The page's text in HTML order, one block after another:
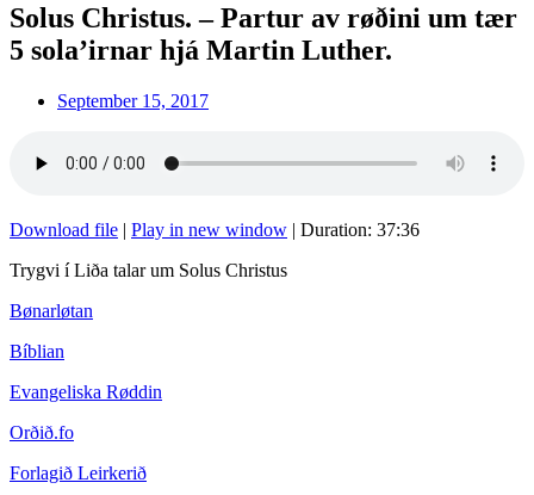
Solus Christus. – Partur av røðini um tær
5 sola’irnar hjá Martin Luther.
September 15, 2017
Download file | Play in new window | Duration: 37:36
Trygvi í Liða talar um Solus Christus
Bønarløtan
Bíblian
Evangeliska Røddin
Orðið.fo
Forlagið Leirkerið